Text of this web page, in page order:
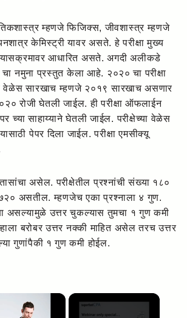
म्हणजे फिजिक्स, जीवशास्त्र म्हणजे
केमिस्ट्री यावर असते. हे परीक्षा मुख्य
आधारित असते. अगदी अलीकडे
नमुना प्रस्तुत केला आहे. २०२० चा परीक्षा
वेळेस सारखाच म्हणजे २०१९ सारखाच असणार
रोजी घेतली जाईल. ही परीक्षा ऑफलाईन
च्या साहाय्याने घेतली जाईल. परीक्षेच्या वेळेस
पेपर दिला जाईल. परीक्षा एमसीक्यू
तासांचा असेल. परीक्षेतील प्रश्नांची संख्या १८०
असतील. म्हणजेच एका प्रश्नाला ४ गुण.
असल्यामुळे उत्तर चुकल्यास तुमचा १ गुण कमी
बरोबर उत्तर नक्की माहित असेल तरच उत्तर
गुणांपैकी १ गुण कमी होईल.
×